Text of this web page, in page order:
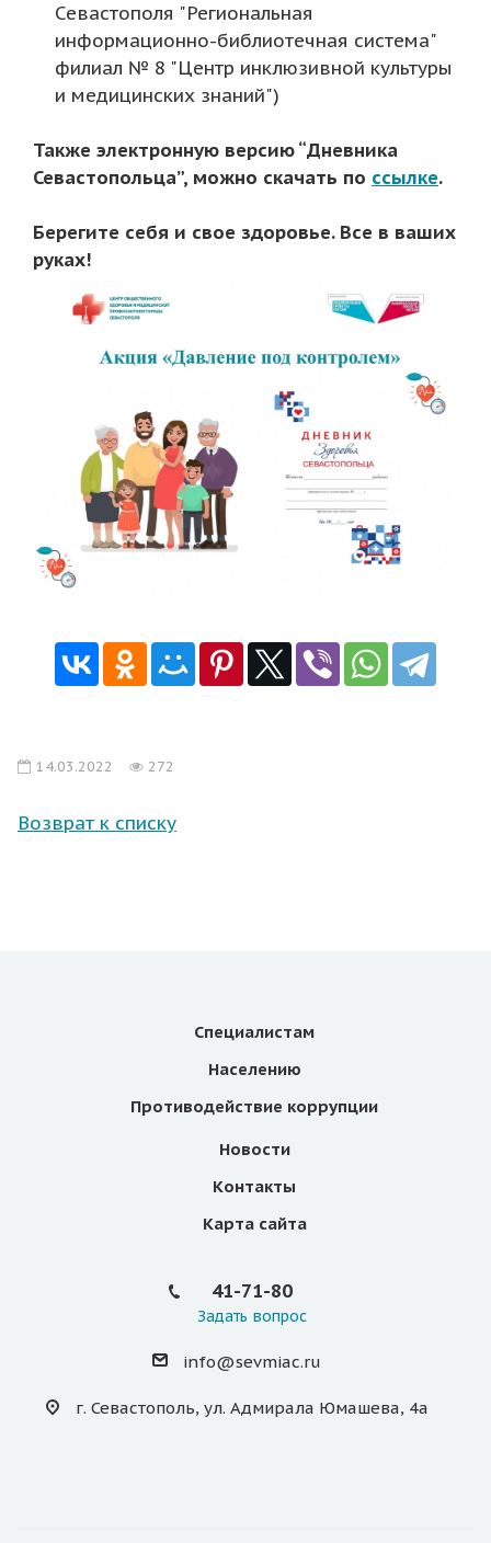
Севастополя "Региональная
информационно-библиотечная система"
филиал № 8 "Центр инклюзивной культуры
и медицинских знаний")
Также электронную версию “Дневника
Севастопольца”, можно скачать по ссылке.
Берегите себя и свое здоровье. Все в ваших
руках!
14.03.2022 272
Возврат к списку
Специалистам
Населению
Противодействие коррупции
Новости
Контакты
Карта сайта
41-71-80
Задать вопрос
info@sevmiac.ru
г. Севастополь, ул. Адмирала Юмашева, 4а